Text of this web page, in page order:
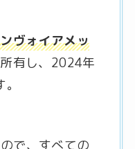
ヴォイアメッ
有し、2024年
で、すべての